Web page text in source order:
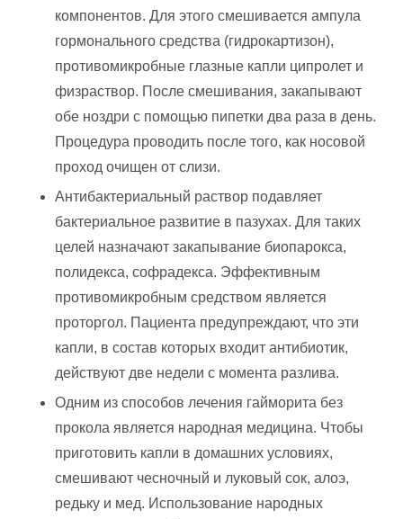
компонентов. Для этого смешивается ампула
гормонального средства (гидрокартизон),
противомикробные глазные капли ципролет и
физраствор. После смешивания, закапывают
обе ноздри с помощью пипетки два раза в день.
Процедура проводить после того, как носовой
проход очищен от слизи.
Антибактериальный раствор подавляет
бактериальное развитие в пазухах. Для таких
целей назначают закапывание биопарокса,
полидекса, софрадекса. Эффективным
противомикробным средством является
проторгол. Пациента предупреждают, что эти
капли, в состав которых входит антибиотик,
действуют две недели с момента разлива.
Одним из способов лечения гайморита без
прокола является народная медицина. Чтобы
приготовить капли в домашних условиях,
смешивают чесночный и луковый сок, алоэ,
редьку и мед. Использование народных